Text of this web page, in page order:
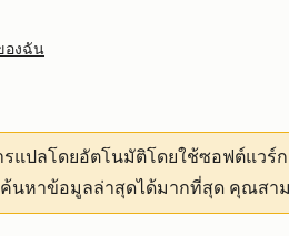
งฉัน
รแปลโดยอัตโนมัติโดยใช้ซอฟต์แวร์
นหาข้อมูลล่าสุดได้มากที่สุด คุณสา